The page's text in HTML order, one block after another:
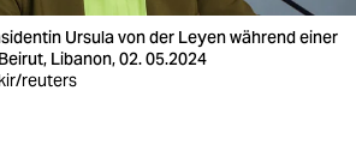
Ursula von der Leyen während einer
Libanon, 02. 05.2024
reuters